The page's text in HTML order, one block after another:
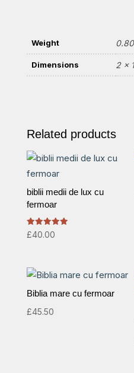
Weight
Dimensions 2 ×
Related products
biblii medii de lux cu
fermoar
Rated
5.00
£40.00
Biblia mare cu fermoar
£45.50